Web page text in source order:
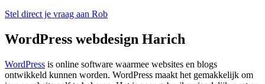
Stel direct je vraag aan Rob
WordPress webdesign Harich
WordPress is online software waarmee websites en blogs
ontwikkeld kunnen worden. WordPress maakt het gemakkelijk om